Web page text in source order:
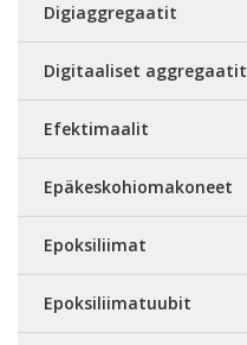
Digiaggregaatit
Digitaaliset aggregaatit
Efektimaalit
Epäkeskohiomakoneet
Epoksiliimat
Epoksiliimatuubit